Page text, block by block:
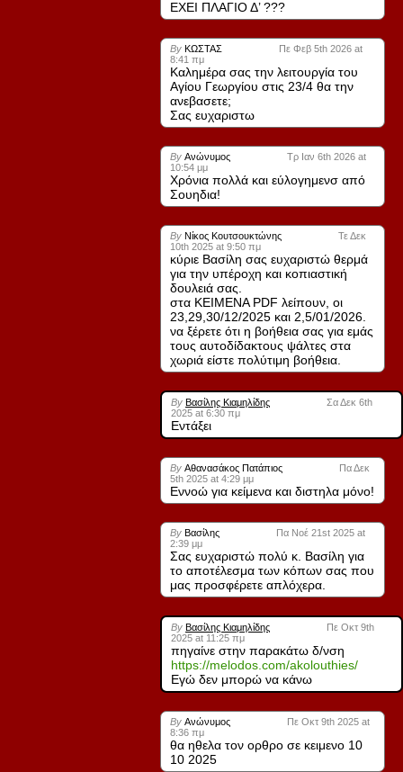
ΕΧΕΙ ΠΛΑΓΙΟ Δ’ ???
By ΚΩΣΤΑΣ
Πε Φεβ 5th 2026 at
8:41 πμ
Καλημέρα σας την λειτουργία του
Αγίου Γεωργίου στις 23/4 θα την
ανεβασετε;
Σας ευχαριστω
By Ανώνυμος
Τρ Ιαν 6th 2026 at
10:54 μμ
Χρόνια πολλά και εύλογημενσ από
Σουηδια!
By Νίκος Κουτσουκτώνης
Τε Δεκ
10th 2025 at 9:50 πμ
κύριε Βασίλη σας ευχαριστώ θερμά
για την υπέροχη και κοπιαστική
δουλειά σας.
στα ΚΕΙΜΕΝΑ PDF λείπουν, οι
23,29,30/12/2025 και 2,5/01/2026.
να ξέρετε ότι η βοήθεια σας για εμάς
τους αυτοδίδακτους ψάλτες στα
χωριά είστε πολύτιμη βοήθεια.
By Βασίλης Κιαμηλίδης
Σα Δεκ 6th
2025 at 6:30 πμ
Εντάξει
By Αθανασάκος Πατάπιος
Πα Δεκ
5th 2025 at 4:29 μμ
Εννοώ για κείμενα και διστηλα μόνο!
By Βασίλης
Πα Νοέ 21st 2025 at
2:39 μμ
Σας ευχαριστώ πολύ κ. Βασίλη για
το αποτέλεσμα των κόπων σας που
μας προσφέρετε απλόχερα.
By Βασίλης Κιαμηλίδης
Πε Οκτ 9th
2025 at 11:25 πμ
πηγαίνε στην παρακάτω δ/νση
https://melodos.com/akolouthies/
Εγώ δεν μπορώ να κάνω
By Ανώνυμος
Πε Οκτ 9th 2025 at
8:36 πμ
θα ηθελα τον ορθρο σε κειμενο 10
10 2025